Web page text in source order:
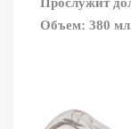
Прослужит
Объем: 380